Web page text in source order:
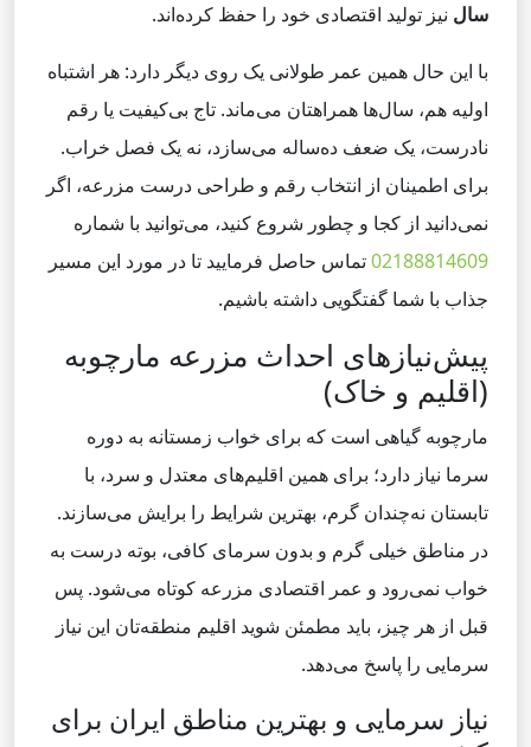
سال نیز تولید اقتصادی خود را حفظ کرده‌اند.
با این حال همین عمر طولانی یک روی دیگر دارد: هر اشتباه
اولیه هم، سال‌ها همراهتان می‌ماند. تاج بی‌کیفیت یا رقم
نادرست، یک ضعف ده‌ساله می‌سازد، نه یک فصل خراب.
برای اطمینان از انتخاب رقم و طراحی درست مزرعه، اگر
نمی‌دانید از کجا و چطور شروع کنید، می‌توانید با شماره
02188814609تماس حاصل فرمایید تا در مورد این مسیر
جذاب با شما گفتگویی داشته باشیم.
پیش‌نیازهای احداث مزرعه مارچوبه
(اقلیم و خاک)
مارچوبه گیاهی است که برای خواب زمستانه به دوره
سرما نیاز دارد؛ برای همین اقلیم‌های معتدل و سرد، با
تابستان نه‌چندان گرم، بهترین شرایط را برایش می‌سازند.
در مناطق خیلی گرم و بدون سرمای کافی، بوته درست به
خواب نمی‌رود و عمر اقتصادی مزرعه کوتاه می‌شود. پس
قبل از هر چیز، باید مطمئن شوید اقلیم منطقه‌تان این نیاز
سرمایی را پاسخ می‌دهد.
نیاز سرمایی و بهترین مناطق ایران برای